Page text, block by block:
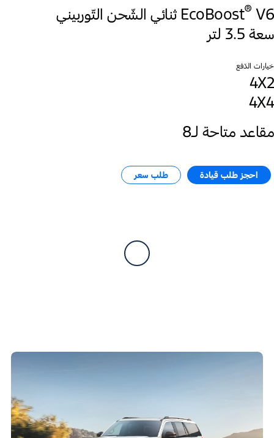
EcoBoost® V6 ثنائي الشّحن التّوربيني
سعة 3.5 لتر‎
خيارات الدّفع
4X2
4X4
مقاعد متاحة لـ8
احجز طلب قيادة​ طلب سعر​